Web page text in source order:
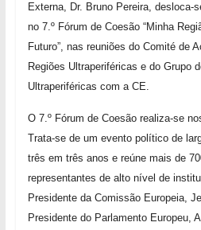
Externa, Dr. Bruno Pereira, desloca-
no 7.º Fórum de Coesão “Minha
Futuro”, nas reuniões do Comité de
Regiões Ultraperiféricas e do Grupo
Ultraperiféricas com a CE.
O 7.º Fórum de Coesão realiza-se
Trata-se de um evento político de
três em três anos e reúne mais de
representantes de alto nível de
Presidente da Comissão Europeia,
Presidente do Parlamento Europeu,